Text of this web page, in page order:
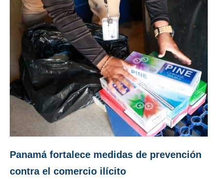
Panamá fortalece medidas de prevención
contra el comercio ilícito